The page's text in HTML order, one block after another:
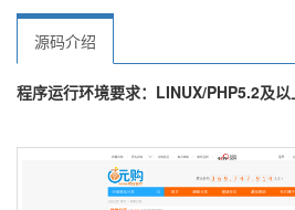
源码介绍
程序运行环境要求：LINUX/PHP5.2及